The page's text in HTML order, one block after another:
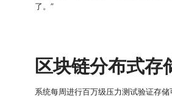
了。”
区块链分布式存
系统每周进行百万级压力测试验证存